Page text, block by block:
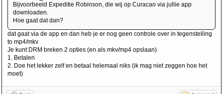
Bijvoorbeeld Expeditie Robinson, die wij op Curacao via jullie app
downloaden.
Hoe gaat dat dan?
dat gaat via de app en dan heb je er nog geen controle over in tegenstelling
to mp4/mkv
Je kunt DRM breken 2 opties (en als mkv/mp4 opslaan)
1. Betalen
2. Doe het lekker zelf en betaal helemaal niks (ik mag niet zeggen hoe het
moet)